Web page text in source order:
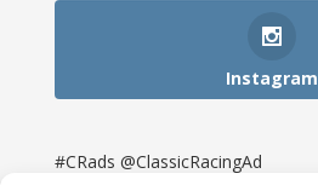
Instagram
#CRads @ClassicRacingAd